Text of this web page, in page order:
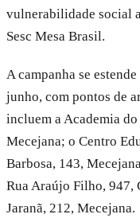
vulnerabilidade social
Sesc Mesa Brasil.
A campanha se
junho, com pontos de
incluem a Academia do
Mecejana; o Centro
Barbosa, 143,
Rua Araújo Filho, 947,
Jaranã, 212, Mecejana.